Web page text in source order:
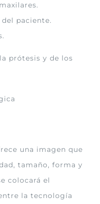
paciente.
prótesis y de los
una imagen que
tamaño, forma y
colocará el
la tecnología